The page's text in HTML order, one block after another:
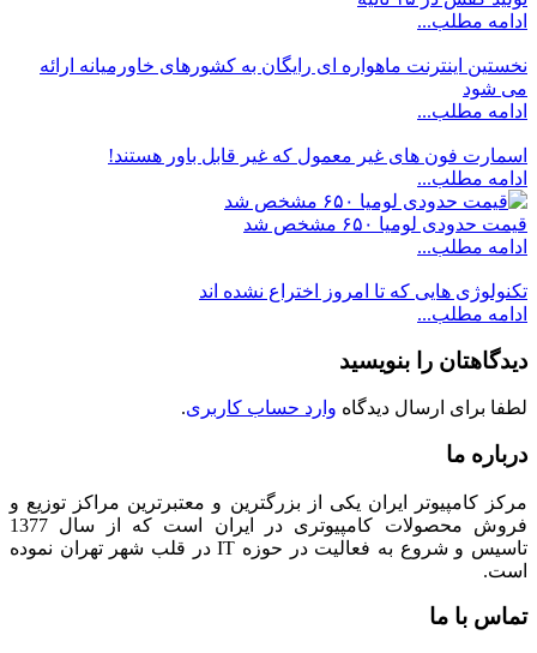
ادامه مطلب...
نخستین اینترنت ماهواره ای رایگان به کشورهای خاورمیانه ارائه
می شود
ادامه مطلب...
اسمارت فون های غیر معمول که غیر قابل باور هستند!
ادامه مطلب...
قیمت حدودی لومیا ۶۵۰ مشخص شد
ادامه مطلب...
تکنولوژی هایی که تا امروز اختراع نشده اند
ادامه مطلب...
دیدگاهتان را بنویسید
لطفا برای ارسال دیدگاه وارد حساب کاربری.
درباره ما
مرکز کامپیوتر ایران یکی از بزرگترین و معتبرترین مراکز توزیع و
فروش محصولات کامپیوتری در ایران است که از سال 1377
تاسیس و شروع به فعالیت در حوزه IT در قلب شهر تهران نموده
است.
تماس با ما